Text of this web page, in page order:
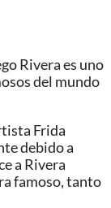
Rivera es uno
del mundo
Frida
debido a
a Rivera
famoso, tanto